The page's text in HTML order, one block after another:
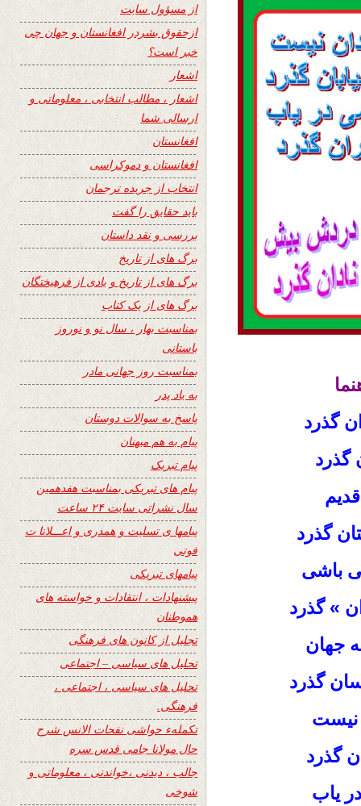
گذرد
گذرد
گذرد
باشی
» گذرد
جهان
گذرد
نیست
گذرد
یاب
از مسؤول سایت
ازحقوق بشردر افغانستان و جهان چی
خبر است؟
اشعار
اشعار ، مطالب انتخابی ، معلوماتی و
ارسالی شما
افغانستان
افغانستان و دموکراسی
انتخاب از جریده ترجمان
باید حقایق را گفت
بررسی و نقد داستان
برگ های از تاریخ
برگ های از تاریخ و یادی از فرهیختگان
برگ های از یک کتاب
بمناسبت بهار ، سال نو و نوروز
باستانی
بمناسبت روز جهانی مادر
به یاد پدر
پاسخ به سوالات دوستان
پیام به هم میهنان
پیام تبریک
پیام های تبریکی بمناسبت هفدهمین
سال نشراتی سایت ۲۴ ساعت
پیامها ی تسلیت و همدری و اعـــلانا ت
فوتی
پیامهای تبریکی
پیشنهادات ، انتقادات و خواسته های
هموطنان
تجلیل از کانون های فرهنگی
تحلیل های سیاسی – اجتماعی
تحلیل های سیاسی ، اجتماعی ،
فرهنگی.
تکملهء حواشی نفحات الانس شرح
حال مولانا جامی قدس سره
جالب ، دیدنی ،خواندنی ، معلوماتی و
شوخی